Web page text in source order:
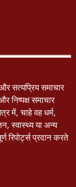
सत्यप्रिय समाचार
निष्पक्ष समाचार
में, चाहे वह धर्म,
स्वास्थ्य या अन्य
रिपोर्ट्स प्रदान करते